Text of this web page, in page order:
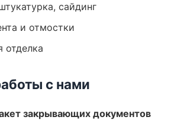
сайдинг
и отмостки
отделка
с нами
закрывающих документов